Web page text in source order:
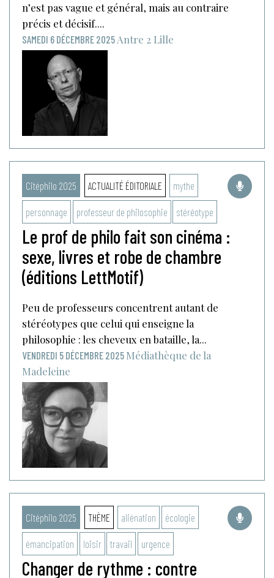
n’est pas vague et général, mais au contraire
précis et décisif....
SAMEDI 6 DÉCEMBRE 2025 Antre 2 Lille
Citéphilo 2025 ACTUALITÉ ÉDITORIALE mythe
personnage professeur de philosophie stéréotype
Le prof de philo fait son cinéma :
sexe, livres et robe de chambre
(éditions LettMotif)
Peu de professeurs concentrent autant de
stéréotypes que celui qui enseigne la
philosophie : les cheveux en bataille, la...
VENDREDI 5 DÉCEMBRE 2025 Médiathèque de la
Madeleine
Citéphilo 2025 THÈME aliénation écologie
émancipation loisir travail urgence
Changer de rythme : contre